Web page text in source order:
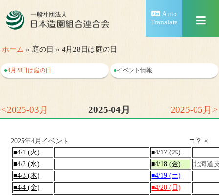
Auto
Translate
ホーム » 庭の日 » 4月28日は庭の日
●4月28日は庭の日 ●イベント情報
<2025-03月 2025-04月 2025-05月>
□ ？ ×
2025年4月イベント
■4/1 (火)
■4/17 (木)
■4/2 (水)
■4/18 (金)
北海道
■4/3 (木)
■4/19 (土)
■4/4 (金)
■4/20 (日)